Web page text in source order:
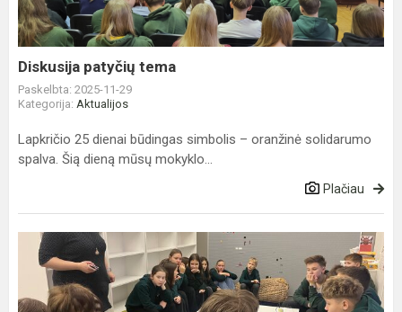
Diskusija patyčių tema
Paskelbta: 2025-11-29
Kategorija: Aktualijos
Lapkričio 25 dienai būdingas simbolis – oranžinė solidarumo
spalva. Šią dieną mūsų mokyklo...
Plačiau
Dalyvavome
edukacijoje „Konstantino
Sirvydo
žodžių